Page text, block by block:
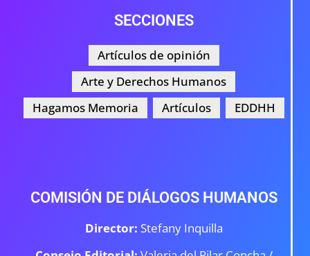
SECCIONES
Artículos de opinión
Arte y Derechos Humanos
Hagamos Memoria
Artículos EDDHH
COMISIÓN DE DIÁLOGOS HUMANOS
Director: Stefany Inquilla